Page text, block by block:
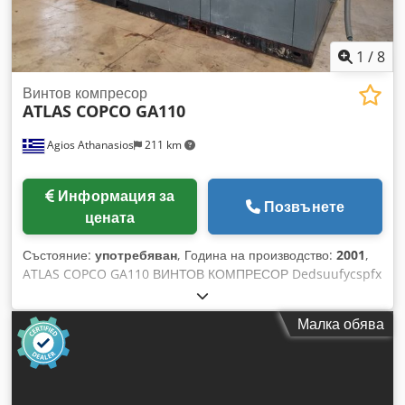
1 /8
Agios Athanasios 211 km
Винтов компресор
ATLAS COPCO GA110
Информация за
цената
Позвънете
Състояние: употребяван, Година на производство: 2001,
ATLAS COPCO GA110 ВИНТОВ КОМПРЕСОР Dedsuufycspfx
Малка обява